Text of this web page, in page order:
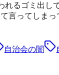
るゴミ出し
言ってしま
自治会の闇